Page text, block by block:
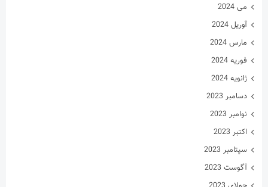
می 2024
آوریل 2024
مارس 2024
فوریه 2024
ژانویه 2024
دسامبر 2023
نوامبر 2023
اکتبر 2023
سپتامبر 2023
آگوست 2023